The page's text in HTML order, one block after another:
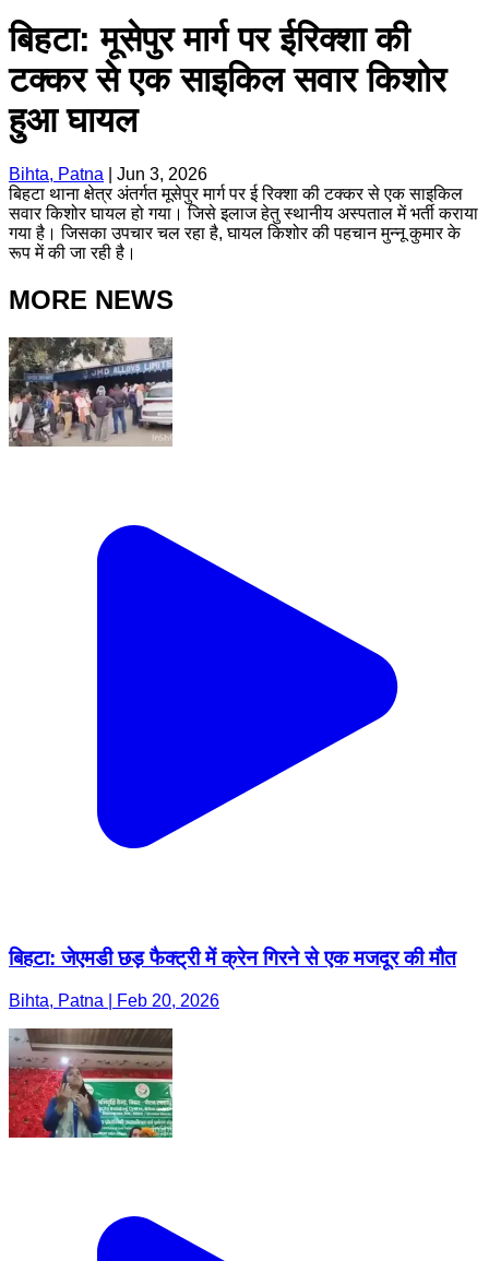
बिहटा: मूसेपुर मार्ग पर ईरिक्शा की
टक्कर से एक साइकिल सवार किशोर
हुआ घायल
Bihta, Patna
Jun 3, 2026
बिहटा थाना क्षेत्र अंतर्गत मूसेपुर मार्ग पर ई रिक्शा की टक्कर से एक साइकिल
सवार किशोर घायल हो गया। जिसे इलाज हेतु स्थानीय अस्पताल में भर्ती कराया
गया है। जिसका उपचार चल रहा है, घायल किशोर की पहचान मुन्नू कुमार के
रूप में की जा रही है।
MORE NEWS
बिहटा: जेएमडी छड़ फैक्ट्री में क्रेन गिरने से एक मजदूर की मौत
Bihta, Patna | Feb 20, 2026